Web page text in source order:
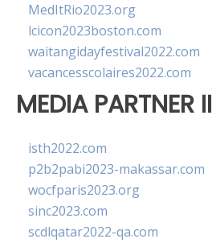
MedItRio2023.org
lcicon2023boston.com
waitangidayfestival2022.com
vacancesscolaires2022.com
MEDIA PARTNER II
isth2022.com
p2b2pabi2023-makassar.com
wocfparis2023.org
sinc2023.com
scdlqatar2022-qa.com